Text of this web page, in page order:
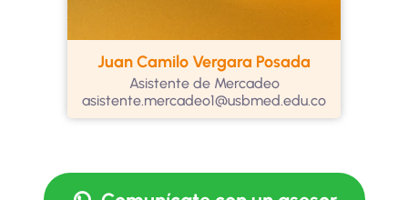
Juan Camilo Vergara Posada
Asistente de Mercadeo
asistente.mercadeo1@usbmed.edu.co